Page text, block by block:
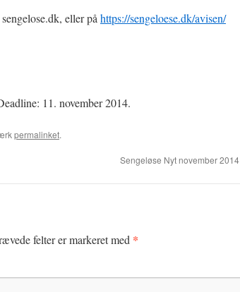
eller på https://sengeloese.dk/avisen/
11. november 2014.
permalinket.
Sengeløse Nyt november 2014
felter er markeret med *